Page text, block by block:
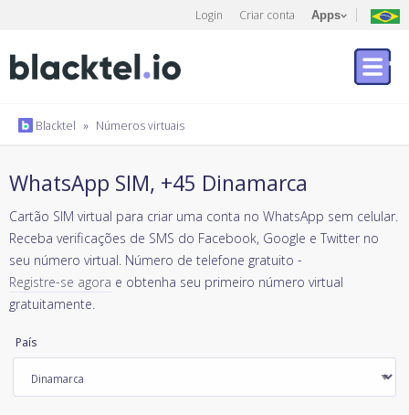
Login Criar conta Apps
Blacktel » Números virtuais
WhatsApp SIM, +45 Dinamarca
Cartão SIM virtual para criar uma conta no WhatsApp sem celular.
Receba verificações de SMS do Facebook, Google e Twitter no
seu número virtual. Número de telefone gratuito -
Registre-se agora e obtenha seu primeiro número virtual
gratuitamente.
País